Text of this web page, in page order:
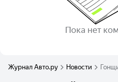
Пока нет
Журнал Авто.ру Новости